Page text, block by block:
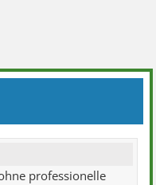
professionelle